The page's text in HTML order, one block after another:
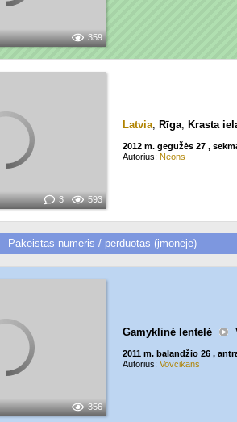
359
3 593
Latvia, Rīga, Krasta
2012 m. gegužės 27 ,
Autorius: Neons
Pakeistas numeris / perduotas (įmonėje)
356
Gamyklinė lentelė
2011 m. balandžio 26 ,
Autorius: Vovcikans